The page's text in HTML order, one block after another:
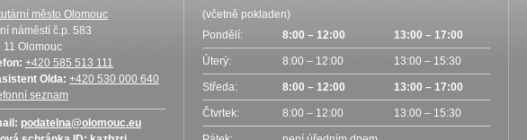
město Olomouc
náměstí č.p. 583
11 Olomouc
+420 585 513 111
Olda: +420 530 000 640
seznam
podatelna@olomouc.eu
(včetně pokladen)
Pondělí:
8:00 – 12:00 13:00 – 17:00
Úterý: 8:00 – 12:00 13:00 – 15:30
Středa: 8:00 – 12:00 13:00 – 17:00
Čtvrtek: 8:00 – 12:00 13:00 – 15:30